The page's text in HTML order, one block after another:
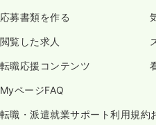
応募書類を作る
閲覧した求人
転職応援コンテンツ
MyページFAQ
転職・派遣就業サポート利用規約